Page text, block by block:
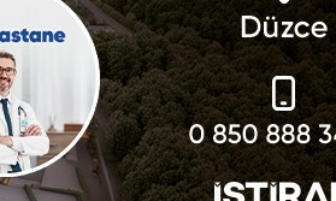
Gündüz Modu
Gündüz modunu seçin.
Gece Modu
Gece modunu seçin.